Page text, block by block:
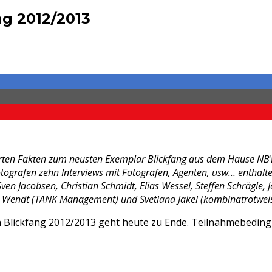
2012/2013
Fakten zum neusten Exemplar Blickfang aus dem Hause
zehn Interviews mit Fotografen, Agenten, usw…
Jacobsen, Christian Schmidt, Elias Wessel, Steffen
(TANK Management) und Svetlana Jakel
2012/2013 geht heute zu Ende.